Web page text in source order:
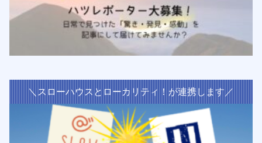
＼スローハウスとローカリティ！が連携します／